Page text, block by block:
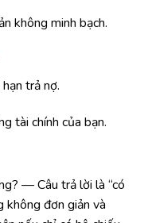
không minh bạch.
trả nợ.
tài chính của bạn.
— Câu trả lời là “có
đơn giản và